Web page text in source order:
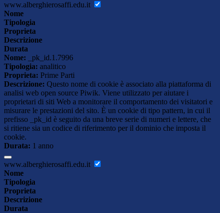
www.alberghierosaffi.edu.it
Nome
Tipologia
Proprieta
Descrizione
Durata
Nome: _pk_id.1.7996
Tipologia: analitico
Proprieta: Prime Parti
Descrizione: Questo nome di cookie è associato alla piattaforma di
analisi web open source Piwik. Viene utilizzato per aiutare i
proprietari di siti Web a monitorare il comportamento dei visitatori e
misurare le prestazioni del sito. È un cookie di tipo pattern, in cui il
prefisso _pk_id è seguito da una breve serie di numeri e lettere, che
si ritiene sia un codice di riferimento per il dominio che imposta il
cookie.
Durata: 1 anno
www.alberghierosaffi.edu.it
Nome
Tipologia
Proprieta
Descrizione
Durata